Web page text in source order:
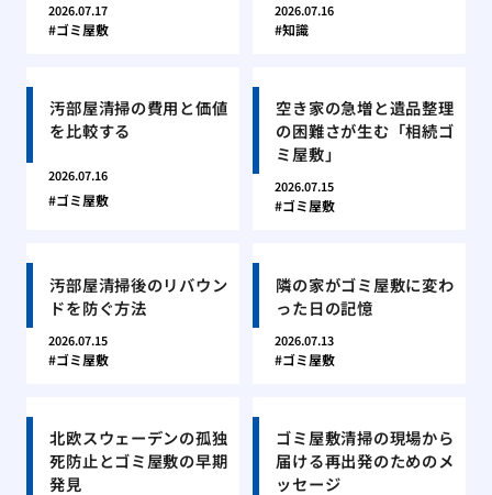
2026.07.17
ゴミ屋敷
2026.07.16
知識
汚部屋清掃の費用と価値
を比較する
2026.07.16
ゴミ屋敷
空き家の急増と遺品整理
の困難さが生む「相続ゴ
ミ屋敷」
2026.07.15
ゴミ屋敷
汚部屋清掃後のリバウン
ドを防ぐ方法
2026.07.15
ゴミ屋敷
隣の家がゴミ屋敷に変わ
った日の記憶
2026.07.13
ゴミ屋敷
北欧スウェーデンの孤独
死防止とゴミ屋敷の早期
発見
ゴミ屋敷清掃の現場から
届ける再出発のためのメ
ッセージ